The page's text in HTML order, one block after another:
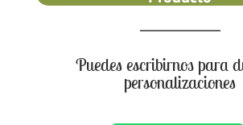
Puedes escribirnos para
personalizaciones